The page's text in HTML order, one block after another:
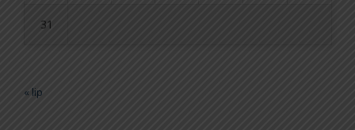
31
« lip